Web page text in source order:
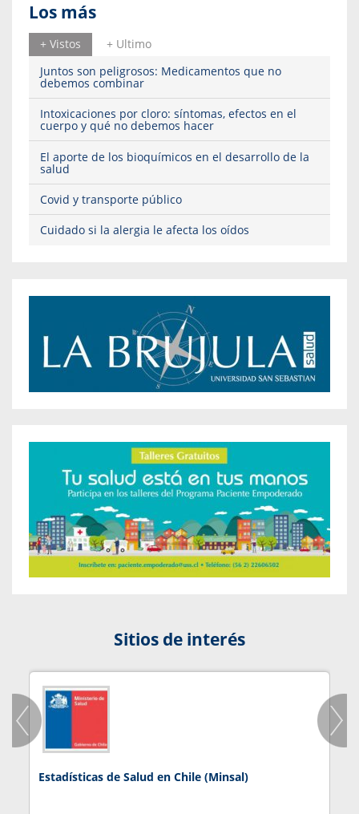
Los más
+ Vistos
+ Ultimo
Juntos son peligrosos: Medicamentos que no
debemos combinar
Intoxicaciones por cloro: síntomas, efectos en el
cuerpo y qué no debemos hacer
El aporte de los bioquímicos en el desarrollo de la
salud
Covid y transporte público
Cuidado si la alergia le afecta los oídos
Sitios de interés
Estadísticas de Salud en Chile (Minsal)